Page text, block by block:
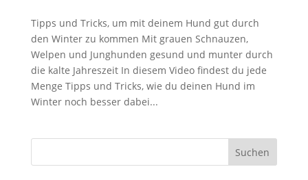
Tipps und Tricks, um mit deinem Hund gut durch
den Winter zu kommen Mit grauen Schnauzen,
Welpen und Junghunden gesund und munter durch
die kalte Jahreszeit In diesem Video findest du jede
Menge Tipps und Tricks, wie du deinen Hund im
Winter noch besser dabei...